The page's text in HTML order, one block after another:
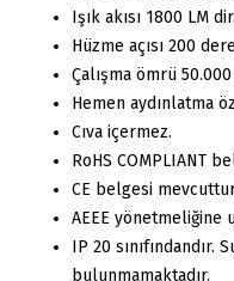
Işık akısı 1800 LM dir.
Hüzme açısı 200
Çalışma ömrü
Hemen aydınlatma
Cıva içermez.
RoHS COMPLIANT
CE belgesi
AEEE yönetmeliğine
IP 20 sınıfındandır.
bulunmamaktadır.